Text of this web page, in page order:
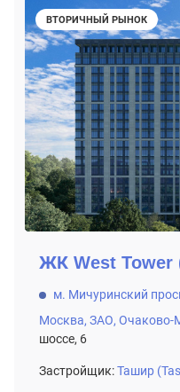
ВТОРИЧНЫЙ РЫНОК
ЖК West Tower
м. Мичуринский
Москва, ЗАО, Очаково-
шоссе, 6
Застройщик:Ташир